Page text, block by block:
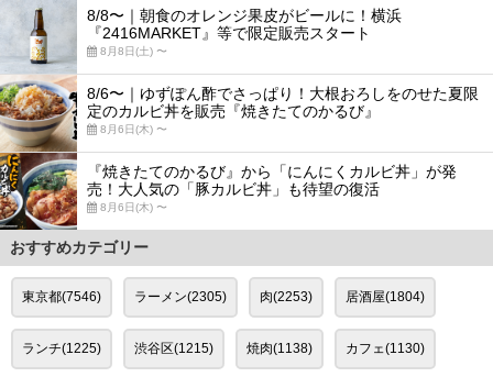
8/8〜｜朝食のオレンジ果皮がビールに！横浜
『2416MARKET』等で限定販売スタート
8月8日(土) 〜
8/6〜｜ゆずぽん酢でさっぱり！大根おろしをのせた夏限
定のカルビ丼を販売『焼きたてのかるび』
8月6日(木) 〜
『焼きたてのかるび』から「にんにくカルビ丼」が発
売！大人気の「豚カルビ丼」も待望の復活
8月6日(木) 〜
おすすめカテゴリー
東京都(7546) ラーメン(2305) 肉(2253) 居酒屋(1804)
ランチ(1225) 渋谷区(1215) 焼肉(1138) カフェ(1130)